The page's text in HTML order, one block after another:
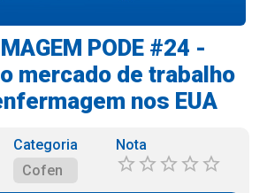
PODE #24 -
mercado de trabalho
nos EUA
Categoria
Cofen
Nota